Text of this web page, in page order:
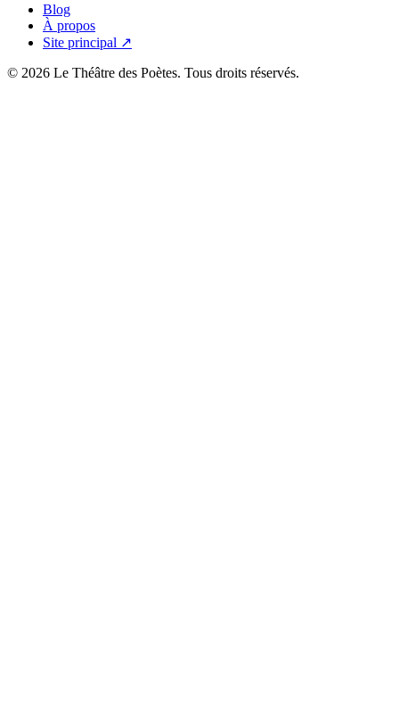
Blog
À propos
Site principal ↗
© 2026 Le Théâtre des Poètes. Tous droits réservés.